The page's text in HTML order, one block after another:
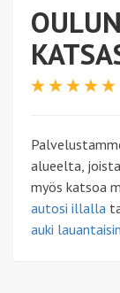
OULUN
alueelta,
myös katsoa
autosi illalla
auki lauantaisin